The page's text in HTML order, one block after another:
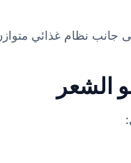
جانب نظام غذائي
الشعر